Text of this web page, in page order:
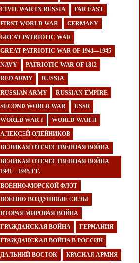
CIVIL WAR IN RUSSIA FAR EAST
FIRST WORLD WAR GERMANY
GREAT PATRIOTIC WAR
GREAT PATRIOTIC WAR OF 1941—1945
NAVY PATRIOTIC WAR OF 1812
RED ARMY RUSSIA
RUSSIAN ARMY RUSSIAN EMPIRE
SECOND WORLD WAR USSR
WORLD WAR I WORLD WAR II
АЛЕКСЕЙ ОЛЕЙНИКОВ
ВЕЛИКАЯ ОТЕЧЕСТВЕННАЯ ВОЙНА
ВЕЛИКАЯ ОТЕЧЕСТВЕННАЯ ВОЙНА
1941—1945 ГГ.
ВОЕННО-МОРСКОЙ ФЛОТ
ВОЕННО-ВОЗДУШНЫЕ СИЛЫ
ВТОРАЯ МИРОВАЯ ВОЙНА
ГРАЖДАНСКАЯ ВОЙНА ГЕРМАНИЯ
ГРАЖДАНСКАЯ ВОЙНА В РОССИИ
ДАЛЬНИЙ ВОСТОК КРАСНАЯ АРМИЯ